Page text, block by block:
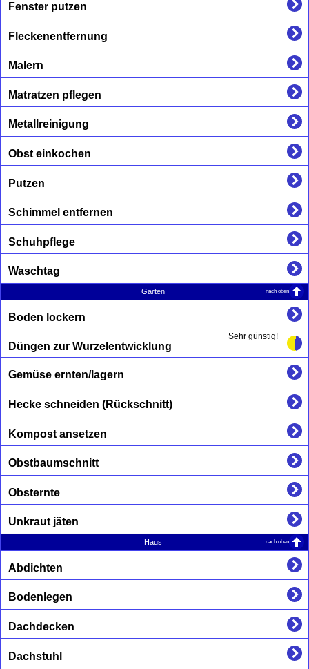
Fenster putzen
Fleckenentfernung
Malern
Matratzen pflegen
Metallreinigung
Obst einkochen
Putzen
Schimmel entfernen
Schuhpflege
Waschtag
Garten nach oben
Boden lockern
Sehr günstig!
Düngen zur Wurzelentwicklung
Gemüse ernten/lagern
Hecke schneiden (Rückschnitt)
Kompost ansetzen
Obstbaumschnitt
Obsternte
Unkraut jäten
Haus nach oben
Abdichten
Bodenlegen
Dachdecken
Dachstuhl